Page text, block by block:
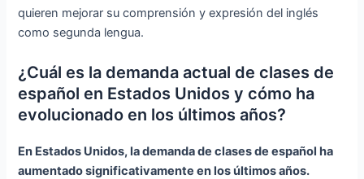
quieren mejorar su comprensión y expresión del inglés
como segunda lengua.
¿Cuál es la demanda actual de clases de
español en Estados Unidos y cómo ha
evolucionado en los últimos años?
En Estados Unidos, la demanda de clases de español ha
aumentado significativamente en los últimos años.